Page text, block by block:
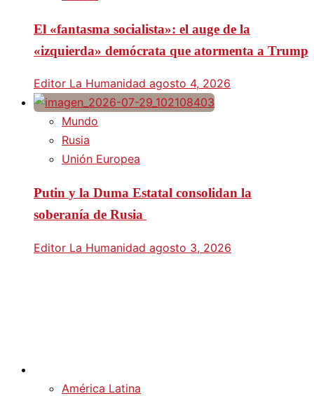
El «fantasma socialista»: el auge de la
«izquierda» demócrata que atormenta a Trump
Editor La Humanidad agosto 4, 2026
Mundo
Rusia
Unión Europea
Putin y la Duma Estatal consolidan la
soberanía de Rusia
Editor La Humanidad agosto 3, 2026
América Latina